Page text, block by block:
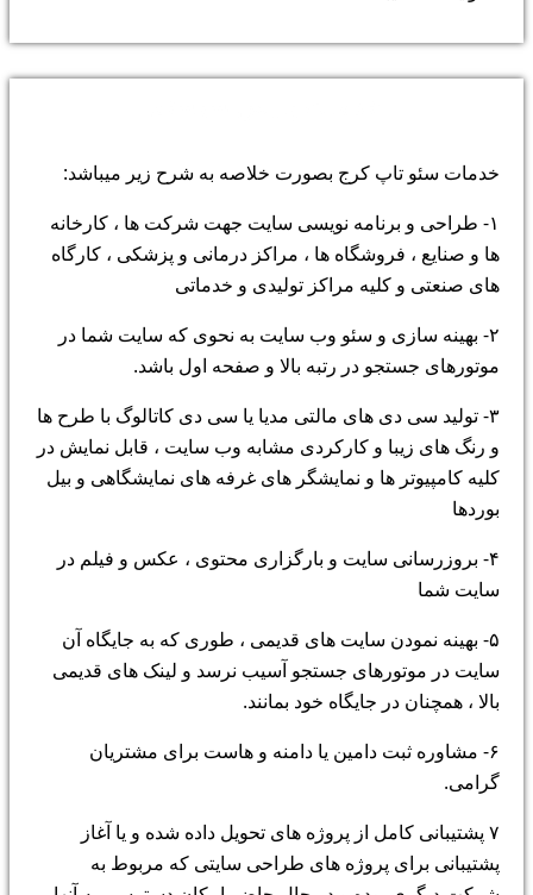
خدمات سئو تاپ کرج بصورت خلاصه به شرح زیر میباشد:
۱- طراحی و برنامه نویسی سایت جهت شرکت ها ، کارخانه
ها و صنایع ، فروشگاه ها ، مراکز درمانی و پزشکی ، کارگاه
های صنعتی و کلیه مراکز تولیدی و خدماتی
۲- بهینه سازی و سئو وب سایت به نحوی که سایت شما در
موتورهای جستجو در رتبه بالا و صفحه اول باشد.
۳- تولید سی دی های مالتی مدیا یا سی دی کاتالوگ با طرح ها
و رنگ های زیبا و کارکردی مشابه وب سایت ، قابل نمایش در
کلیه کامپیوتر ها و نمایشگر های غرفه های نمایشگاهی و بیل
بوردها
۴- بروزرسانی سایت و بارگزاری محتوی ، عکس و فیلم در
سایت شما
۵- بهینه نمودن سایت های قدیمی ، طوری که به جایگاه آن
سایت در موتورهای جستجو آسیب نرسد و لینک های قدیمی
بالا ، همچنان در جایگاه خود بمانند.
۶- مشاوره ثبت دامین یا دامنه و هاست برای مشتریان
گرامی.
۷ پشتیبانی کامل از پروژه های تحویل داده شده و یا آغاز
پشتیبانی برای پروژه های طراحی سایتی که مربوط به